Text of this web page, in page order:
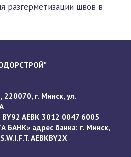
разгерметизации швов в
220070, г. Минск, ул.
AEBK 3012 0047 6005
БАНК» адрес банка: г. Минск,
AEBKBY2X